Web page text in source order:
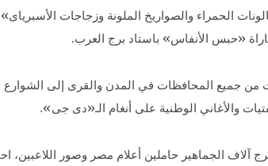
الحمراء والصواريخ الملونة وزجاجات
من جميع المحافظات في المدن والقرى إلى الشوارع
والأغاني الوطنية على أنغام الـ«دى جى».